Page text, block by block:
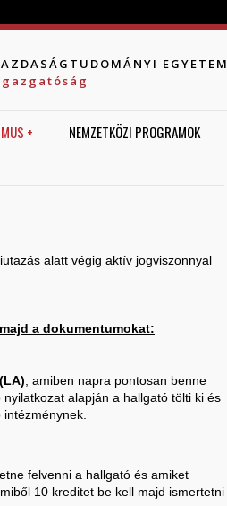
EGYETEM
+ NEMZETKÖZI PROGRAMOK
alatt végig aktív jogviszonnyal
a dokumentumokat:
(LA) , amiben napra pontosan benne
alapján a hallgató tölti ki és
felvenni a hallgató és amiket
10 kreditet be kell majd ismertetni